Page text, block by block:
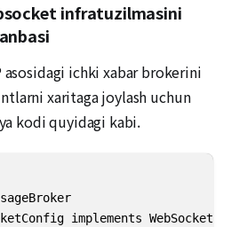
infratuzilmasini
ichki xabar brokerini
xaritaga joylash uchun
kodi quyidagi kabi.
implements